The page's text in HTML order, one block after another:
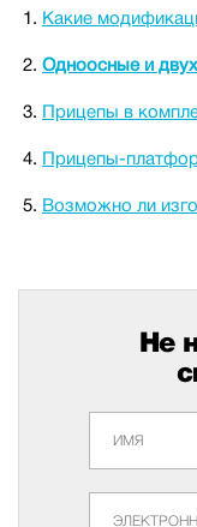
Какие
Одноосные и
Прицепы в
Прицепы-
Возможно ли
Не